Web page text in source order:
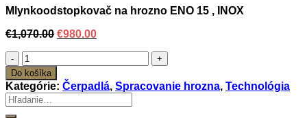
Mlynkoodstopkovač na hrozno ENO 15 , INOX
€1,070.00 Original
€1,070.00.
€980.00Current
množstvo
Mlynkoodstopkovač
na
hrozno
ENO
Do košíka
Kategórie: Čerpadlá, Spracovanie hrozna, Technológia
Hľadať: